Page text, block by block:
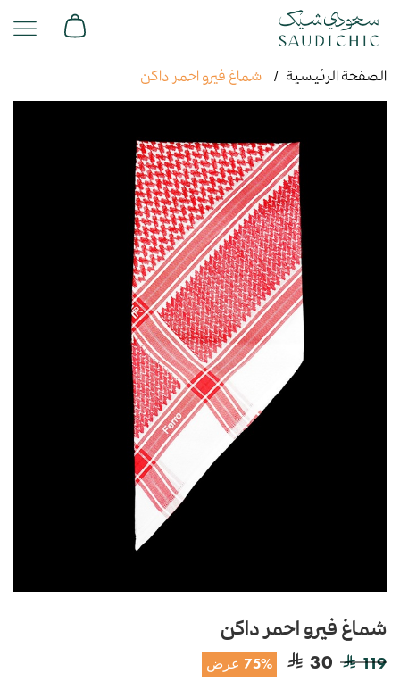
الصفحة الرئيسية شماغ فيرو احمر داكن
شماغ فيرو احمر داكن
119
30 75% عرض